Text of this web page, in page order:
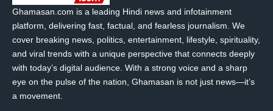
Ghamasan.com is a leading Hindi news and infotainment
platform, delivering fast, factual, and fearless journalism. We
cover breaking news, politics, entertainment, lifestyle, spirituality,
and viral trends with a unique perspective that connects deeply
with today’s digital audience. With a strong voice and a sharp
eye on the pulse of the nation, Ghamasan is not just news—it’s
a movement.